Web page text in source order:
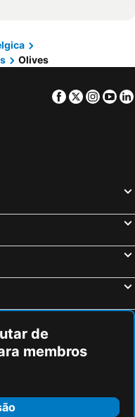
Olives
Facebook
Twitter
de
membros